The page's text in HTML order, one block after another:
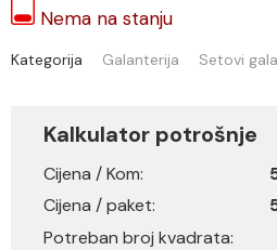
Nema na stanju
Kategorija Galanterija Setovi
Kalkulator potrošnje
Cijena / Kom:
Cijena / paket:
Potreban broj kvadrata: